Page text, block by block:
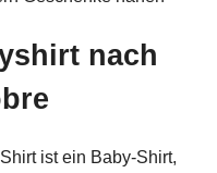
nach
ist ein Baby-Shirt,